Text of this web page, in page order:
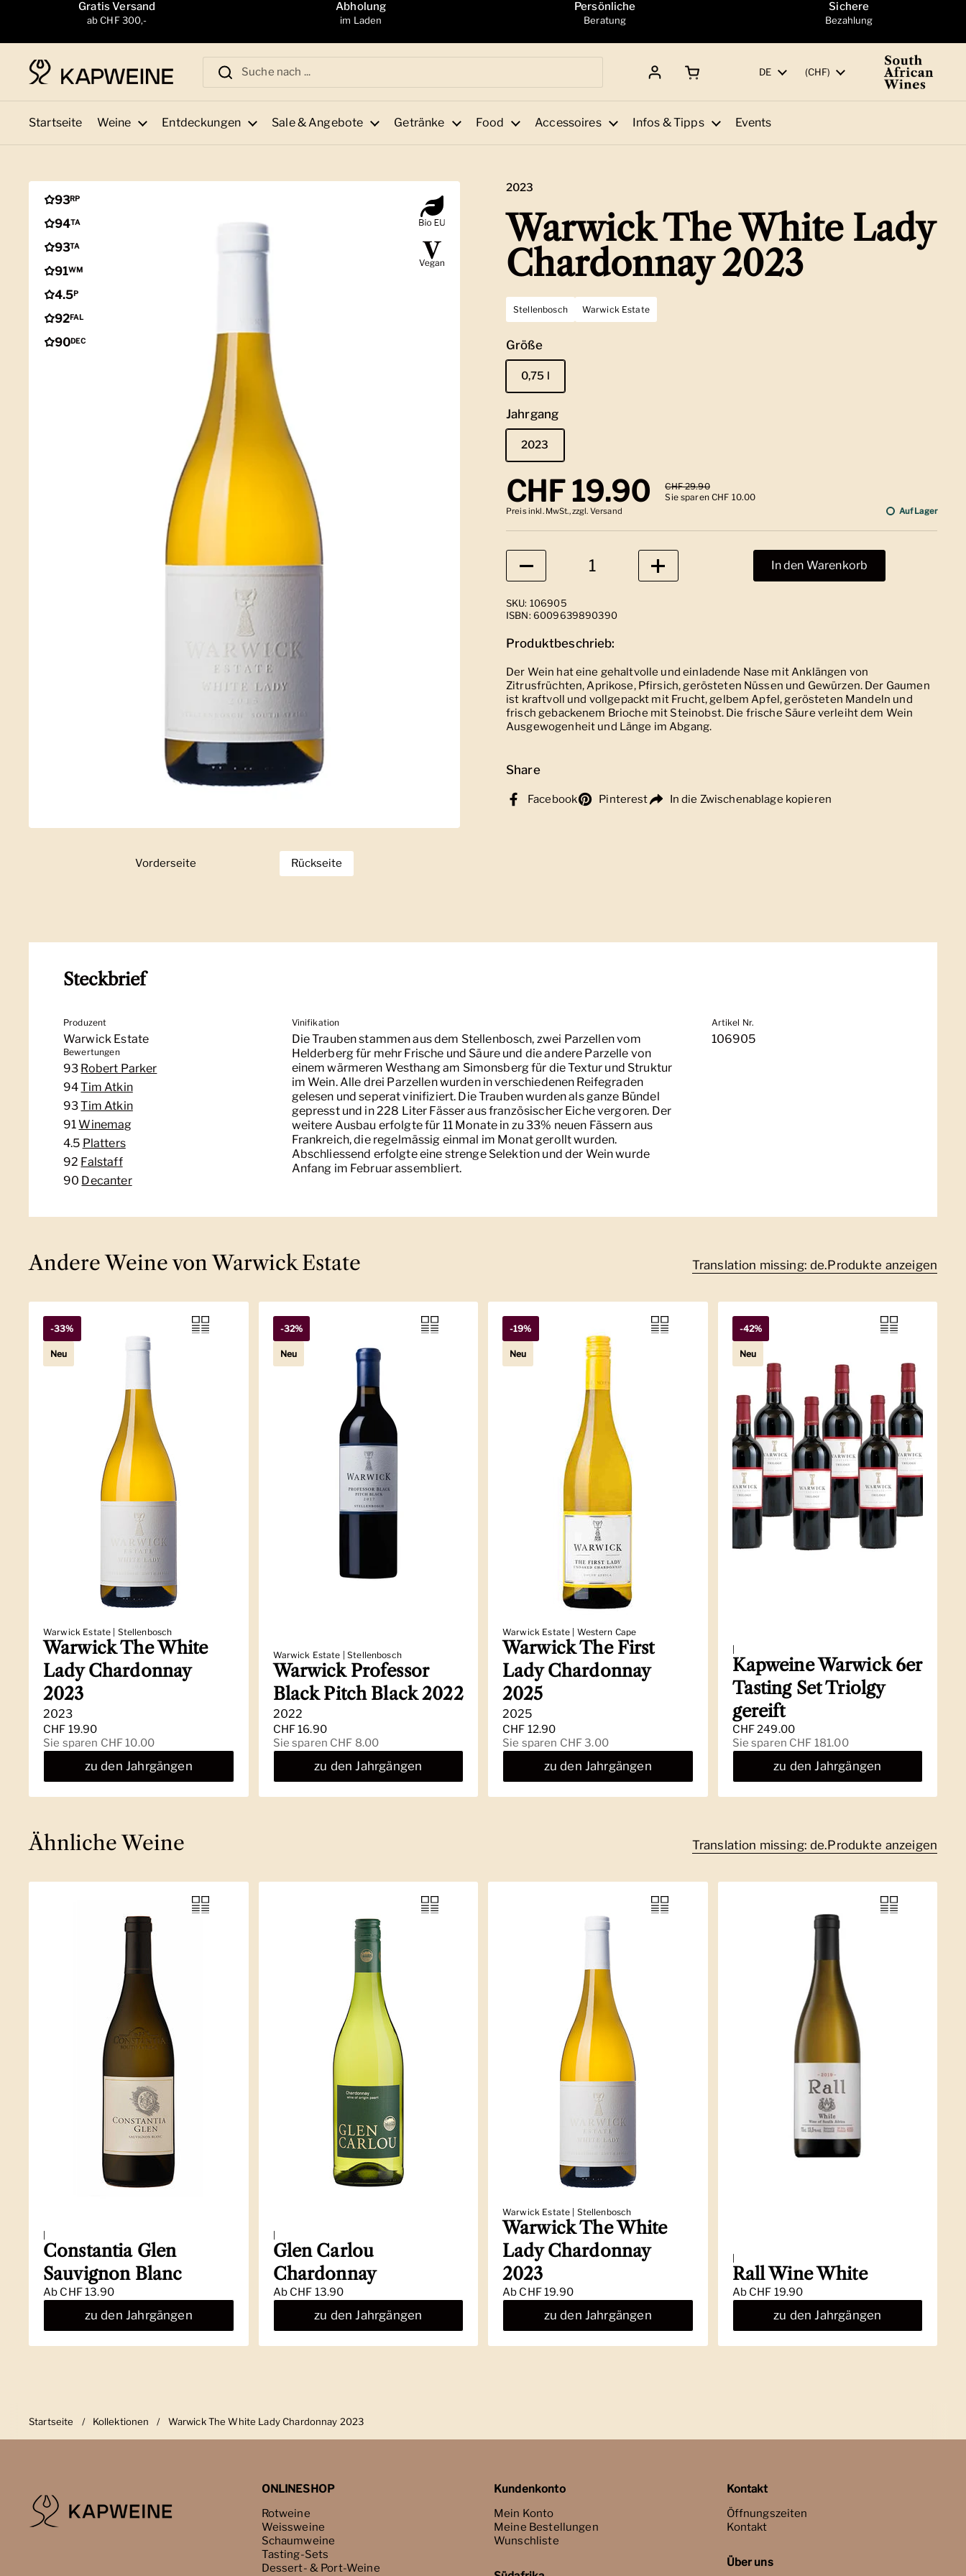
Zum Inhalt springenGratis Versand
ab CHF 300,-
Abholung
im Laden
Persönliche
Beratung
Sichere
Bezahlung
Sprache
DE Land/Region
(CHF)
Startseite Weine Entdeckungen Sale & Angebote Getränke Food Accessoires Infos & Tipps Events
93RP
94TA
93TA
91WM
4.5P
92FAL
90DEC
Zeige Folie 1
Vorderseite Zeige Folie 2
Rückseite
2023
Warwick The White Lady
Chardonnay 2023
Stellenbosch Warwick Estate
Größe
0,75 l
Jahrgang
2023
Regulärer Preis
CHF 19.90 Sale-Preis
CHF 29.90
Sie sparen CHF 10.00
Preis inkl. MwSt., zzgl. Versand Auf Lager
Anzahl
In den Warenkorb
SKU: 106905
ISBN: 6009639890390
Produktbeschrieb:
Der Wein hat eine gehaltvolle und einladende Nase mit Anklängen von
Zitrusfrüchten, Aprikose, Pfirsich, gerösteten Nüssen und Gewürzen. Der Gaumen
ist kraftvoll und vollgepackt mit Frucht, gelbem Apfel, gerösteten Mandeln und
frisch gebackenem Brioche mit Steinobst. Die frische Säure verleiht dem Wein
Ausgewogenheit und Länge im Abgang.
Share
Facebook Pinterest In die Zwischenablage kopieren
Steckbrief
Produzent
Warwick Estate
Bewertungen
93 Robert Parker
94Tim Atkin
93Tim Atkin
91Winemag
4.5 Platters
92 Falstaff
90 Decanter
Vinifikation
Die Trauben stammen aus dem Stellenbosch, zwei Parzellen vom
Helderberg für mehr Frische und Säure und die andere Parzelle von
einem wärmeren Westhang am Simonsberg für die Textur und Struktur
im Wein. Alle drei Parzellen wurden in verschiedenen Reifegraden
gelesen und seperat vinifiziert. Die Trauben wurden als ganze Bündel
gepresst und in 228 Liter Fässer aus französischer Eiche vergoren. Der
weitere Ausbau erfolgte für 11 Monate in zu 33% neuen Fässern aus
Frankreich, die regelmässig einmal im Monat gerollt wurden.
Abschliessend erfolgte eine strenge Selektion und der Wein wurde
Anfang im Februar assembliert.
Artikel Nr.
106905
Andere Weine von Warwick Estate Translation missing: de.Produkte anzeigen
Warwick Estate | Stellenbosch
Warwick The White
Lady Chardonnay
2023
2023
Regulärer Preis
CHF 19.90
Sale-Preis
Sie sparen CHF 10.00
zu den Jahrgängen
-33%
Neu
Warwick Estate | Stellenbosch
Warwick Professor
Black Pitch Black 2022
2022
Regulärer Preis
CHF 16.90
Sale-Preis
Sie sparen CHF 8.00
zu den Jahrgängen
-32%
Neu
Warwick Estate | Western Cape
Warwick The First
Lady Chardonnay
2025
2025
Regulärer Preis
CHF 12.90
Sale-Preis
Sie sparen CHF 3.00
zu den Jahrgängen
-19%
Neu
Kapweine Warwick 6er
Tasting Set Triolgy
gereift
Regulärer Preis
CHF 249.00
Sale-Preis
Sie sparen CHF 181.00
zu den Jahrgängen
-42%
Neu
Ähnliche Weine Translation missing: de.Produkte anzeigen
Constantia Glen
Sauvignon Blanc
Ab CHF 13.90
zu den Jahrgängen
Glen Carlou
Chardonnay
Ab CHF 13.90
zu den Jahrgängen
Warwick Estate | Stellenbosch
Warwick The White
Lady Chardonnay
2023
Ab CHF 19.90
zu den Jahrgängen
Rall Wine White
Ab CHF 19.90
zu den Jahrgängen
Startseite / Kollektionen / Warwick The White Lady Chardonnay 2023
ONLINESHOP
Rotweine
Weissweine
Schaumweine
Tasting-Sets
Dessert- & Port-Weine
Kundenkonto
Mein Konto
Meine Bestellungen
Wunschliste
Kontakt
Öffnungszeiten
Kontakt
Über uns